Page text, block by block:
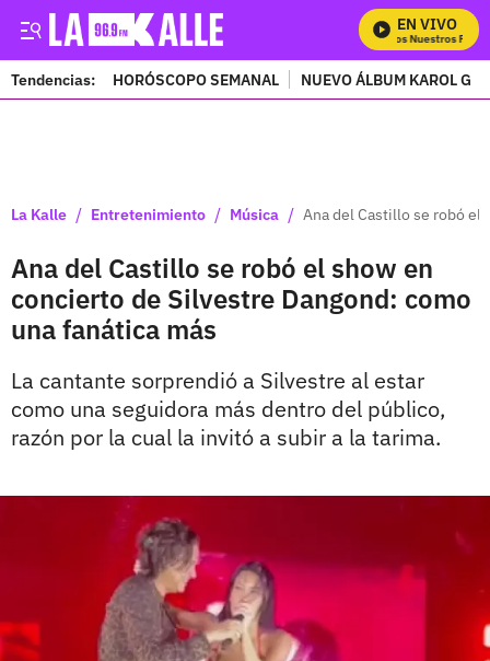
EN VIVO
Mira Todos Nuestros
Tendencias: HORÓSCOPO SEMANAL NUEVO ÁLBUM KAROL G
La Kalle / Entretenimiento / Música / Ana del Castillo se robó el
Ana del Castillo se robó el show en
concierto de Silvestre Dangond: como
una fanática más
La cantante sorprendió a Silvestre al estar
como una seguidora más dentro del público,
razón por la cual la invitó a subir a la tarima.